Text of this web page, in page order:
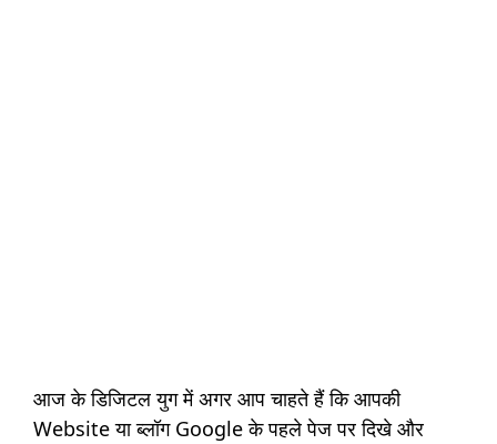
आज के डिजिटल युग में अगर आप चाहते हैं कि आपकी
Website या ब्लॉग Google के पहले पेज पर दिखे और